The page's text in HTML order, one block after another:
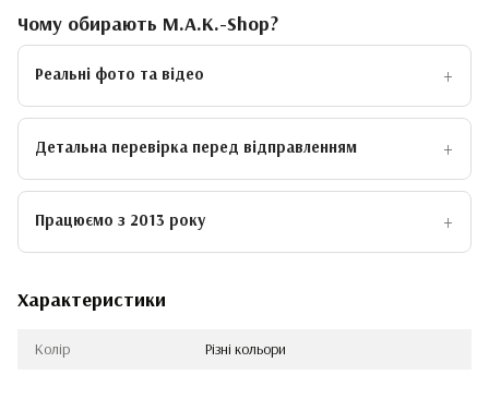
Чому обирають M.A.K.-Shop?
Реальні фото та відео
Детальна перевірка перед відправленням
Працюємо з 2013 року
Характеристики
Колір Різні кольори